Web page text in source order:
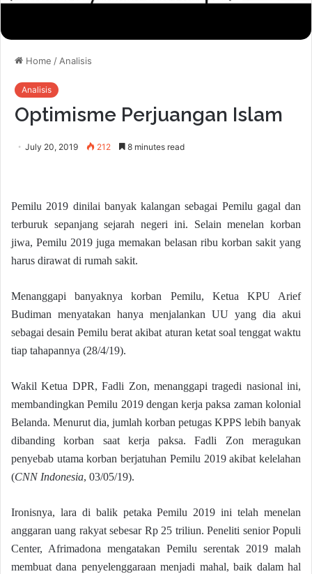
Home /Analisis
Analisis
Optimisme Perjuangan Islam
July 20, 2019 212 8 minutes read
Pemilu 2019 dinilai banyak kalangan sebagai Pemilu gagal dan
terburuk sepanjang sejarah negeri ini. Selain menelan korban
jiwa, Pemilu 2019 juga memakan belasan ribu korban sakit yang
harus dirawat di rumah sakit.
Menanggapi banyaknya korban Pemilu, Ketua KPU Arief
Budiman menyatakan hanya menjalankan UU yang dia akui
sebagai desain Pemilu berat akibat aturan ketat soal tenggat waktu
tiap tahapannya (28/4/19).
Wakil Ketua DPR, Fadli Zon, menanggapi tragedi nasional ini,
membandingkan Pemilu 2019 dengan kerja paksa zaman kolonial
Belanda. Menurut dia, jumlah korban petugas KPPS lebih banyak
dibanding korban saat kerja paksa. Fadli Zon meragukan
penyebab utama korban berjatuhan Pemilu 2019 akibat kelelahan
(CNN Indonesia, 03/05/19).
Ironisnya, lara di balik petaka Pemilu 2019 ini telah menelan
anggaran uang rakyat sebesar Rp 25 triliun. Peneliti senior Populi
Center, Afrimadona mengatakan Pemilu serentak 2019 malah
membuat dana penyelenggaraan menjadi mahal, baik dalam hal